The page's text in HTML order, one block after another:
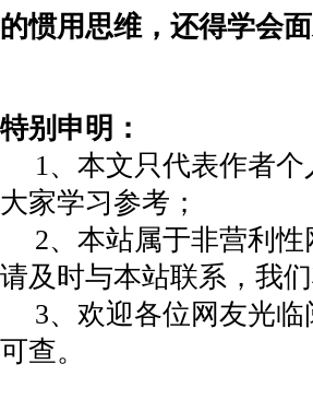
的惯用思维，还得学会
特别申明：
1、本文只代表作者
大家学习参考；
2、本站属于非营利
请及时与本站联系，我
3、欢迎各位网友光
可查。